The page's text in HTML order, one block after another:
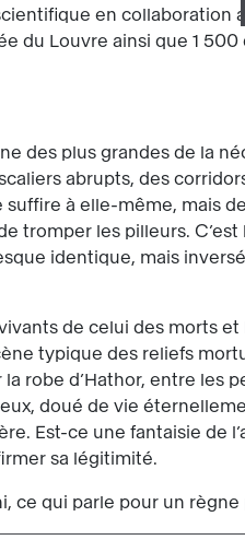
en collaboration
du Louvre ainsi que 1
des plus grandes de la
abrupts, des
à elle-même, mais
tromper les pilleurs. C’est
identique, mais
de celui des morts
typique des reliefs
robe d’Hathor, entre les
doué de vie
Est-ce une fantaisie de
sa légitimité.
qui parle pour un règne